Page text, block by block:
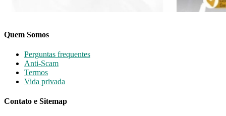
Quem Somos
Perguntas frequentes
Anti-Scam
Termos
Vida privada
Contato e Sitemap